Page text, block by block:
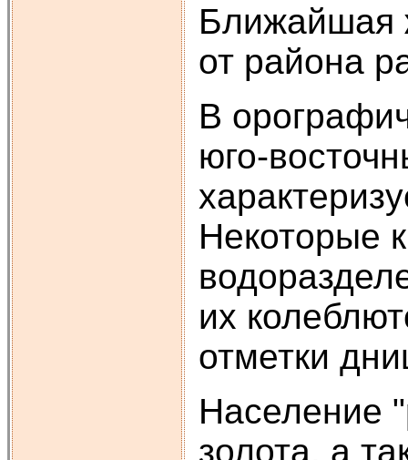
Ближайшая
от района
В
юго-
Некоторые
их
отметки
Население
золота, а